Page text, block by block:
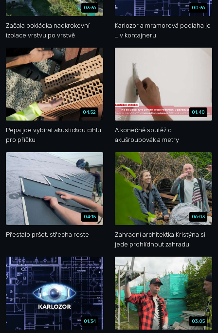
03:36
Začala pokládka nadkrokevní
izolace vrstvu po vrstvě
00:36
Karlozor a mramorová podlaha je
… v kontajneru
04:52
Pepa jde vybírat akustickou cihlu
pro příčku
01:40
A konečně soutěž o
akušroubovák a metry
04:15
Přestalo pršet, střecha roste
06:03
Zahradní architektka Kristýna si
jede prohlídnout zahradu
01:34 03:05